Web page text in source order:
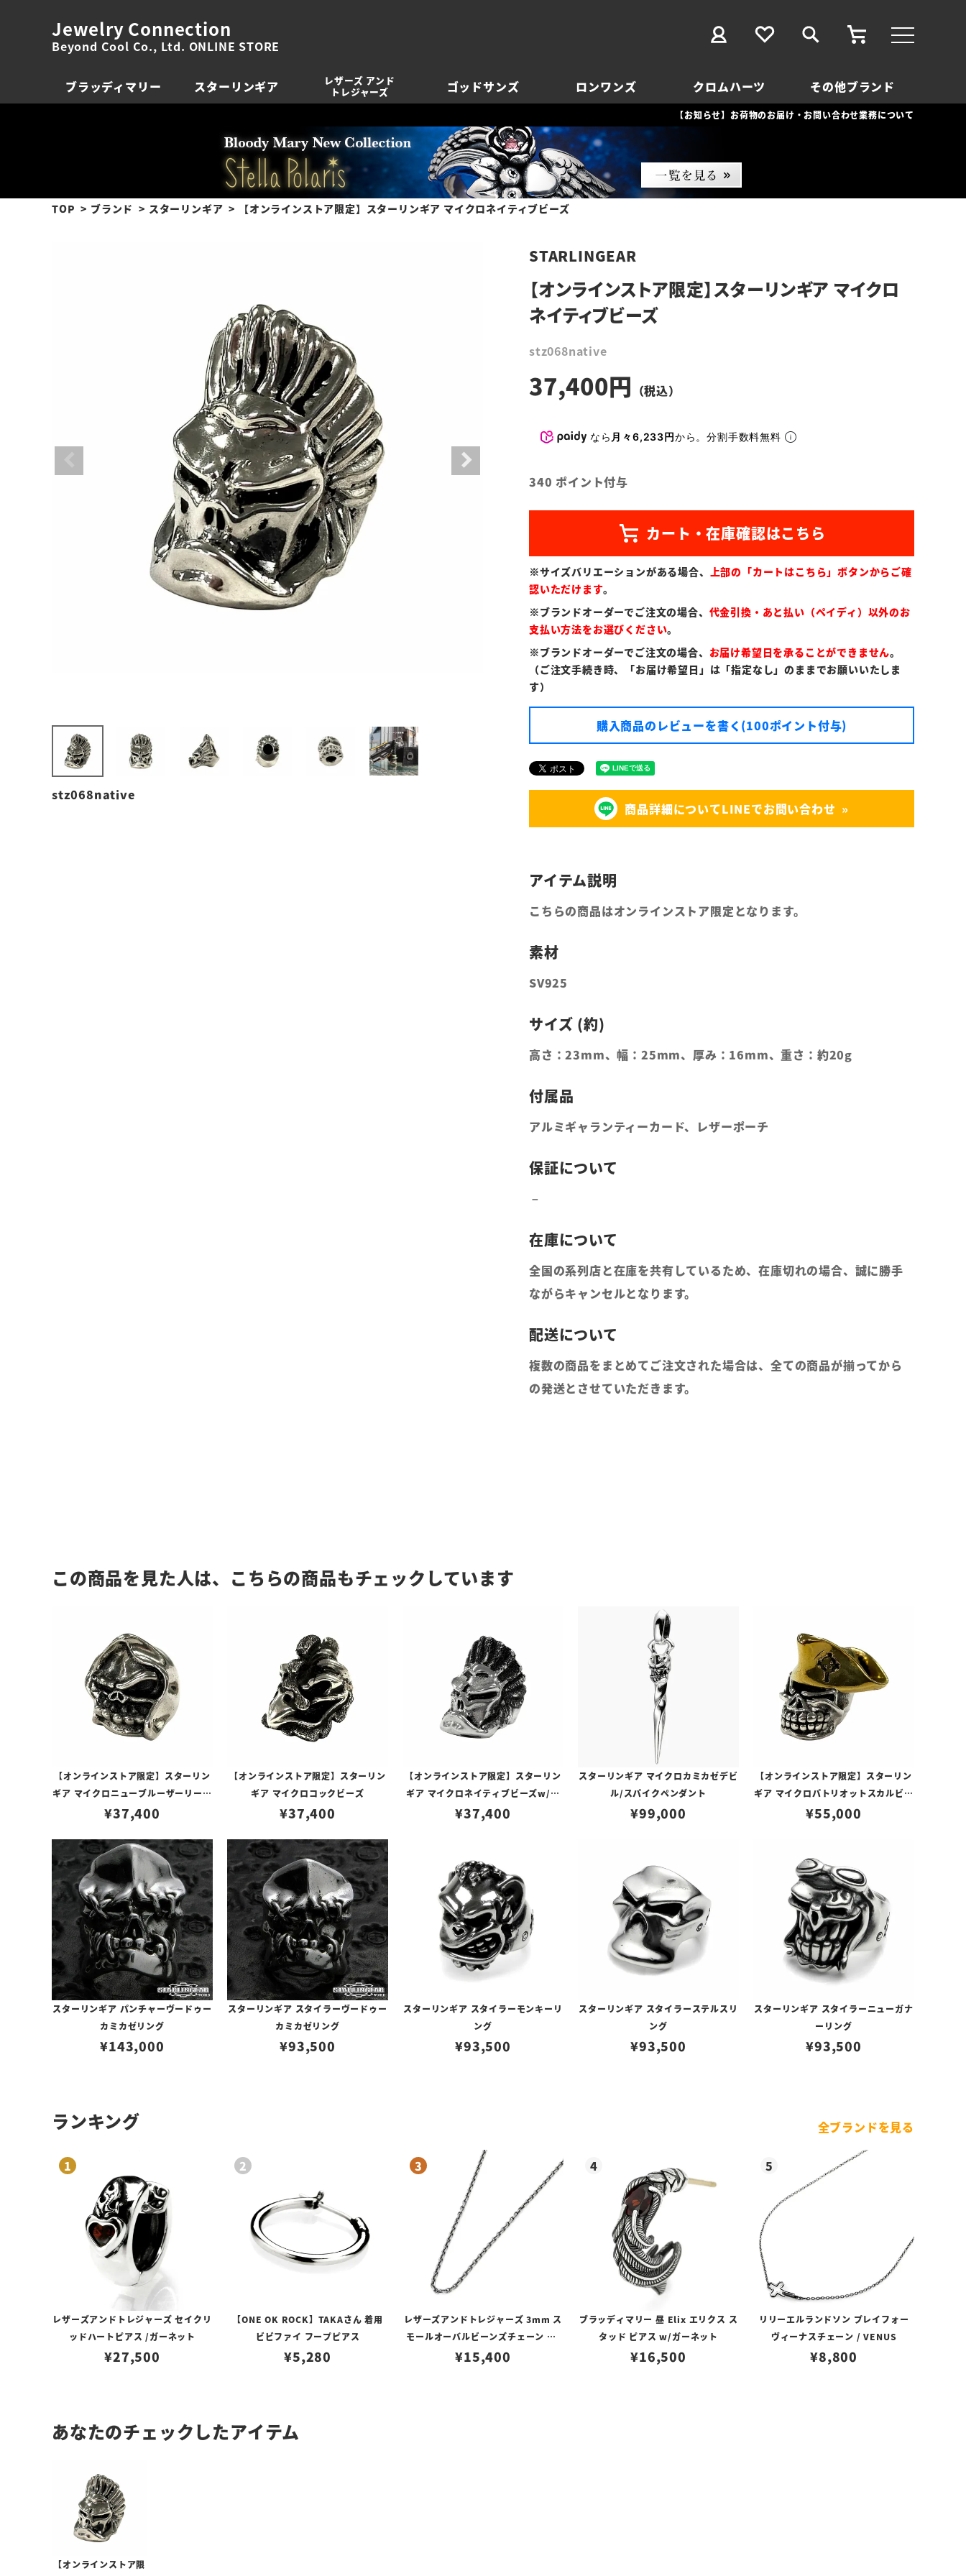
Jewelry Connection
Beyond Cool Co., Ltd. ONLINE STORE
ブラッディマリー スターリンギア
レザーズ アンド
トレジャーズ
ゴッドサンズ ロンワンズ クロムハーツ その他ブランド
【お知らせ】お荷物のお届け・お問い合わせ業務について
TOP ブランド スターリンギア 【オンラインストア限定】スターリンギア マイクロネイティブビーズ
stz068native
STARLINGEAR
【オンラインストア限定】スターリンギア マイクロ
ネイティブビーズ
stz068native
37,400
なら 月々6,233円から。分割手数料無料
340 ポイント付与
※サイズバリエーションがある場合、
上部の「カートはこちら」ボタンからご確
認いただけます。
※ブランドオーダーでご注文の場合、 代金引換・あと払い（ペイディ）以外のお
支払い方法をお選びください。
※ブランドオーダーでご注文の場合、 お届け希望日を承ることができません。
（ご注文手続き時、「お届け希望日」は「指定なし」のままでお願いいたしま
す）
購入商品のレビューを書く(100ポイント付与)
商品詳細についてLINEでお問い合わせ
こちらの商品はオンラインストア限定となります。
SV925
高さ：23mm、幅：25mm、厚み：16mm、重さ：約20g
アルミギャランティーカード、レザーポーチ
全国の系列店と在庫を共有しているため、在庫切れの場合、誠に勝手
ながらキャンセルとなります。
複数の商品をまとめてご注文された場合は、全ての商品が揃ってから
の発送とさせていただきます。
この商品を見た人は、こちらの商品もチェックしています
【オンラインストア限定】スターリン
ギア マイクロニューブルーザーリーパ
ービーズ
¥37,400
【オンラインストア限定】スターリン
ギア マイクロコックビーズ
¥37,400
【オンラインストア限定】スターリン
ギア マイクロネイティブビーズw/テ
クスチャー
¥37,400
スターリンギア マイクロカミカゼデビ
ル/スパイクペンダント
¥99,000
【オンラインストア限定】スターリン
ギア マイクロパトリオットスカルビー
ズ w/ブラスハット
¥55,000
スターリンギア パンチャーヴードゥー
カミカゼリング
¥143,000
スターリンギア スタイラーヴードゥー
カミカゼリング
¥93,500
スターリンギア スタイラーモンキーリ
ング
¥93,500
スターリンギア スタイラーステルスリ
ング
¥93,500
スターリンギア スタイラーニューガナ
ーリング
¥93,500
ランキング 全ブランドを見る
レザーズアンドトレジャーズ セイクリ
ッドハートピアス /ガーネット
¥27,500
【ONE OK ROCK】TAKAさん 着用
ビビファイ フープピアス
¥5,280
レザーズアンドトレジャーズ 3mm ス
モールオーバルビーンズチェーン w/
ロブスタークラスプ＆LTロゴプレート
¥15,400
ブラッディマリー 昼 Elix エリクス ス
タッド ピアス w/ガーネット
¥16,500
リリーエルランドソン プレイフォー
ヴィーナスチェーン / VENUS
¥8,800
あなたのチェックしたアイテム
【オンラインストア限